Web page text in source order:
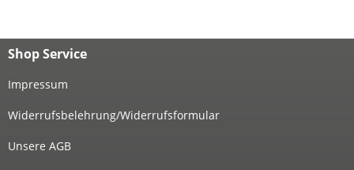
Shop Service
Impressum
Widerrufsbelehrung/Widerrufsformular
Unsere AGB